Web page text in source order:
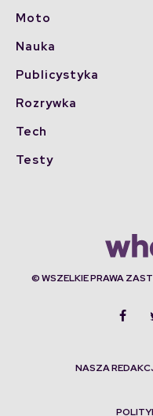
Moto
Nauka
Publicystyka
Rozrywka
Tech
Testy
© WSZELKIE PRAWA
NASZA